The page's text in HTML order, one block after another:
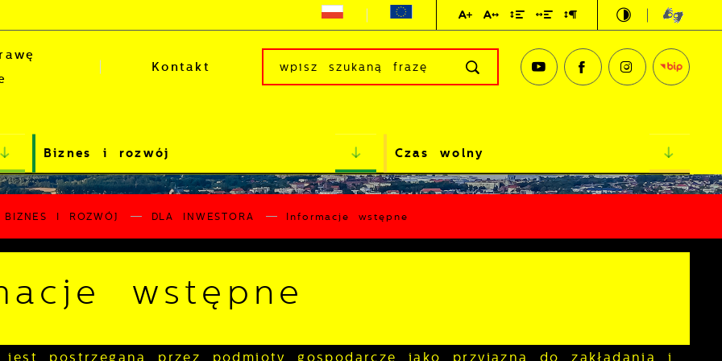
Kontakt
Biznes i rozwój Czas wolny
BIZNES I ROZWÓJ DLA INWESTORA Informacje wstępne
wstępne
jest postrzegana przez podmioty gospodarcze jako przyjazna do zakładania i